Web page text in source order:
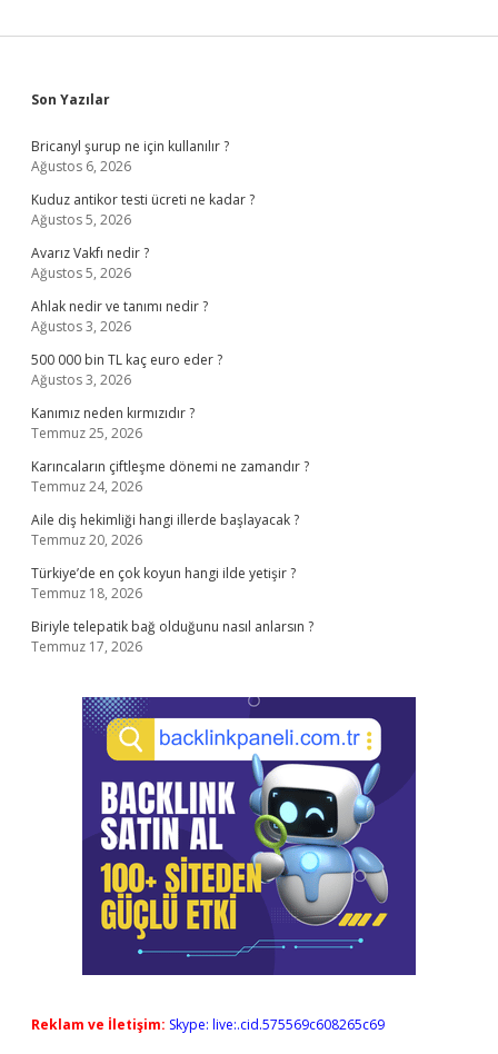
Sidebar
Son Yazılar
Bricanyl şurup ne için kullanılır ?
Ağustos 6, 2026
Kuduz antikor testi ücreti ne kadar ?
Ağustos 5, 2026
Avarız Vakfı nedir ?
Ağustos 5, 2026
Ahlak nedir ve tanımı nedir ?
Ağustos 3, 2026
500 000 bin TL kaç euro eder ?
Ağustos 3, 2026
Kanımız neden kırmızıdır ?
Temmuz 25, 2026
Karıncaların çiftleşme dönemi ne zamandır ?
Temmuz 24, 2026
Aile diş hekimliği hangi illerde başlayacak ?
Temmuz 20, 2026
Türkiye’de en çok koyun hangi ilde yetişir ?
Temmuz 18, 2026
Biriyle telepatik bağ olduğunu nasıl anlarsın ?
Temmuz 17, 2026
Reklam ve İletişim: Skype: live:.cid.575569c608265c69